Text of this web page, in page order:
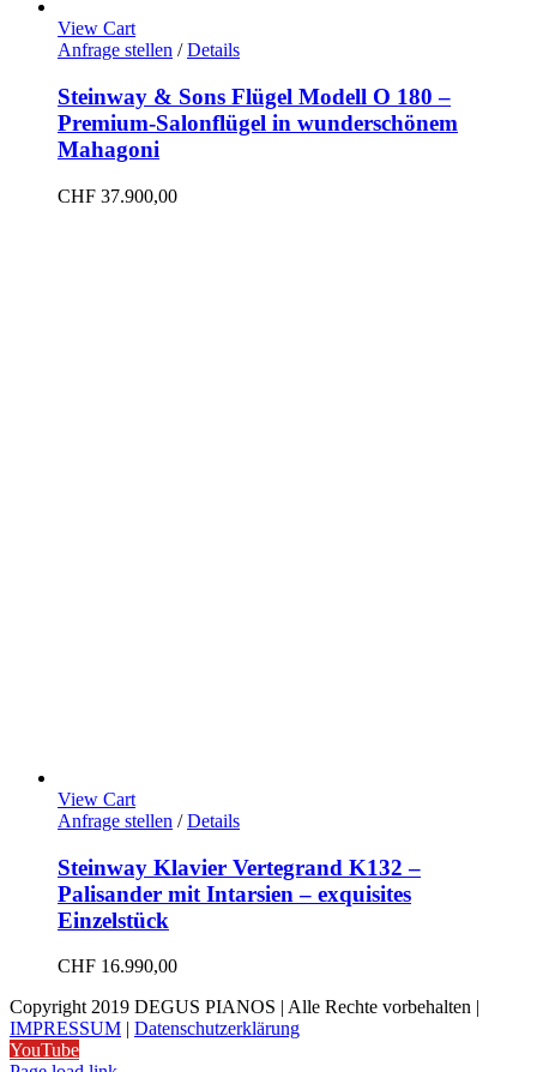
View Cart
Anfrage stellen / Details
Steinway & Sons Flügel Modell O 180 –
Premium-Salonflügel in wunderschönem
Mahagoni
CHF 37.900,00
View Cart
Anfrage stellen / Details
Steinway Klavier Vertegrand K132 –
Palisander mit Intarsien – exquisites
Einzelstück
CHF 16.990,00
Copyright 2019 DEGUS PIANOS | Alle Rechte vorbehalten |
IMPRESSUM | Datenschutzerklärung
YouTube